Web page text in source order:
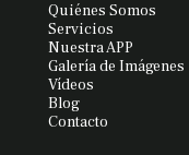
Quiénes Somos
Servicios
Nuestra APP
Galería de Imágenes
Vídeos
Blog
Contacto